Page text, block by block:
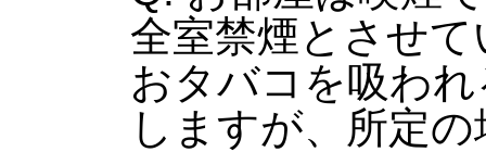
全室禁煙とさせ
おタバコを吸わ
しますが、所定